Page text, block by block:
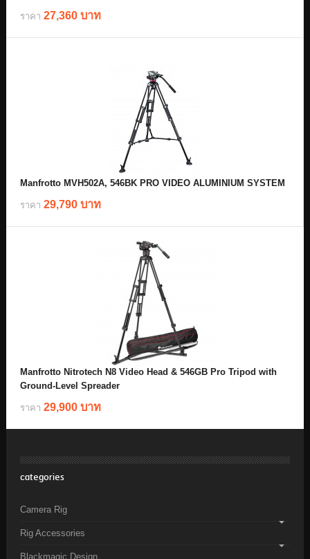
ราคา 27,360 บาท
Manfrotto MVH502A, 546BK PRO VIDEO ALUMINIUM SYSTEM
ราคา 29,790 บาท
Manfrotto Nitrotech N8 Video Head & 546GB Pro Tripod with
Ground-Level Spreader
ราคา 29,900 บาท
categories
Camera Rig
Rig Accessories
Blackmagic Design